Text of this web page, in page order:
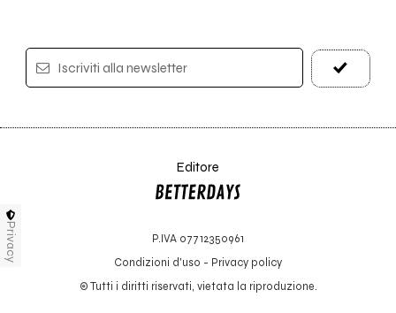
Iscriviti alla newsletter
Editore
P.IVA 07712350961
Condizioni d'uso - Privacy policy
© Tutti i diritti riservati, vietata la riproduzione.
Privacy